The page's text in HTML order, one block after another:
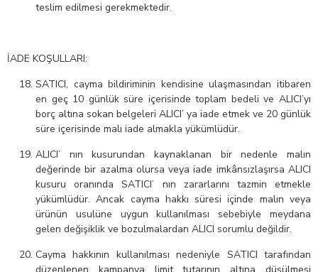
teslim edilmesi gerekmektedir.
İADE KOŞULLARI:
SATICI, cayma bildiriminin kendisine ulaşmasından itibaren
en geç 10 günlük süre içerisinde toplam bedeli ve ALICI’yı
borç altına sokan belgeleri ALICI’ ya iade etmek ve 20 günlük
süre içerisinde malı iade almakla yükümlüdür.
ALICI’ nın kusurundan kaynaklanan bir nedenle malın
değerinde bir azalma olursa veya iade imkânsızlaşırsa ALICI
kusuru oranında SATICI’ nın zararlarını tazmin etmekle
yükümlüdür. Ancak cayma hakkı süresi içinde malın veya
ürünün usulüne uygun kullanılması sebebiyle meydana
gelen değişiklik ve bozulmalardan ALICI sorumlu değildir.
Cayma hakkının kullanılması nedeniyle SATICI tarafından